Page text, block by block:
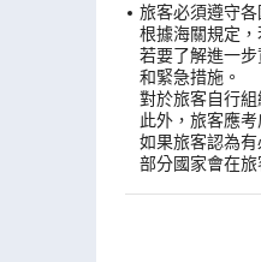
旅客必須遵守
根據海關規定
若要了解進一
和緊急措施。
對於旅客自行
此外，旅客應
如果旅客認為
部分國家會在